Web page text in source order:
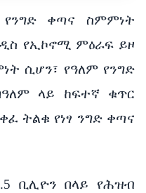
የንግድ ቀጣና ስምምነት
የኢኮኖሚ ምዕራፍ ይዞ
ሲሆን፣ የዓለም የንግድ
ላይ ከፍተኛ ቁጥር
ትልቁ የነፃ ንግድ ቀጣና
ቢሊዮን በላይ የሕዝብ